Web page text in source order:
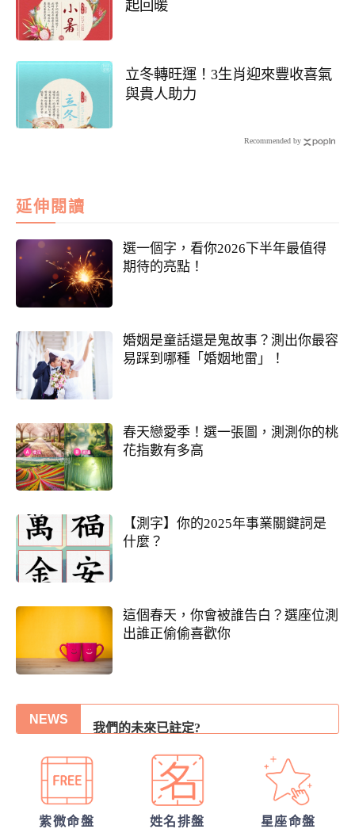
起回暖
立冬轉旺運！3生肖迎來豐收喜氣
與貴人助力
Recommended by
延伸閱讀
選一個字，看你2026下半年最值得
期待的亮點！
婚姻是童話還是鬼故事？測出你最容
易踩到哪種「婚姻地雷」！
春天戀愛季！選一張圖，測測你的桃
花指數有多高
【測字】你的2025年事業關鍵詞是
什麼？
這個春天，你會被誰告白？選座位測
出誰正偷偷喜歡你
NEWS
錢途低迷！如何翻身轉運？揭開你的發財大
我們的未來已註定?
張盛舒大師，詳批你的一生命運！
你們的命盤合嗎？適合當夫妻？批婚配指數
紫微命盤 姓名排盤 星座命盤